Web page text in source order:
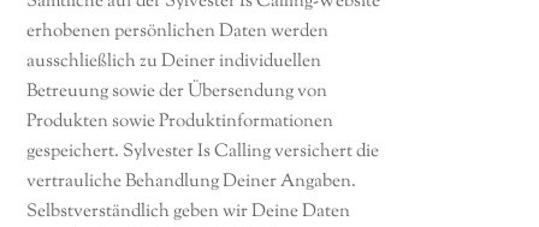
erhobenen persönlichen Daten werden
ausschließlich zu Deiner individuellen
Betreuung sowie der Übersendung von
Produkten sowie Produktinformationen
gespeichert. Sylvester Is Calling versichert die
vertrauliche Behandlung Deiner Angaben.
Selbstverständlich geben wir Deine Daten